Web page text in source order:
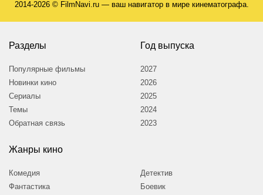
2014-2026 © FilmNavi.ru — ваш навигатор в мире кинематографа.
Разделы
Популярные фильмы
Новинки кино
Сериалы
Темы
Обратная связь
Год выпуска
2027
2026
2025
2024
2023
Жанры кино
Комедия
Фантастика
Детектив
Боевик